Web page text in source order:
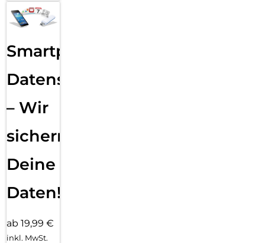
Smartphone
Datensicherung
– Wir
sichern
Deine
Daten!
ab 19,99 €
inkl. MwSt.